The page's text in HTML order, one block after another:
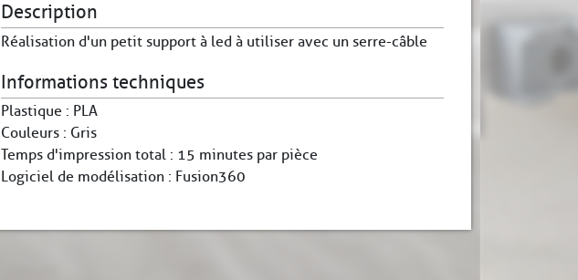
Description
Réalisation d'un petit support à led à utiliser avec un serre-câble
Informations techniques
Plastique : PLA
Couleurs : Gris
Temps d'impression total : 15 minutes par pièce
Logiciel de modélisation : Fusion360